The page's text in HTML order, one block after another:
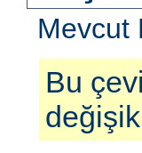
Mevcut
Bu